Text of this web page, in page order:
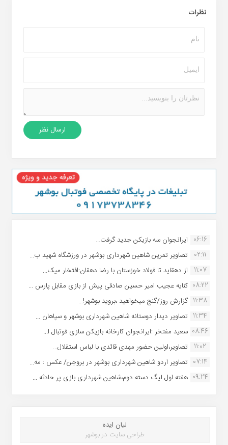
نظرات
06:16 ایرانجوان سه بازیکن جدید گرفت...
02:11
تصاویر تمرین شاهین شهردارى بوشهر در ورزشگاه شهید ب...
11:07
از دهقاید تا فولاد خوزستان با رضا دهقان:افتخار میک...
08:22 کنایه عجیب امیر حسین صادقی پیش از بازی مقابل پارس ...
11:38 گزارش روز/گنج میخواهید ،بروید بوشهر!...
11:34 تصاویر دیدار دوستانه شاهین شهردارى بوشهر و سپاهان ...
08:46 سعید مفتخر :ایرانجوان کارخانه بازیکن سازی فوتبال ا...
11:02
تصاویر،اولین حضور مهدی قائدی با لباس استقلال...
07:14 تصاویر اردو شاهین شهرداری بوشهر در بروجن/ عکس : مه...
09:24 هفته اول لیگ دسته دوم،شاهین شهرداری بازی پر حادثه ...
لیان ایده
طراحی سایت در بوشهر